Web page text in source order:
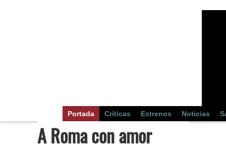
Portada Críticas Estrenos Noticias
A Roma con amor